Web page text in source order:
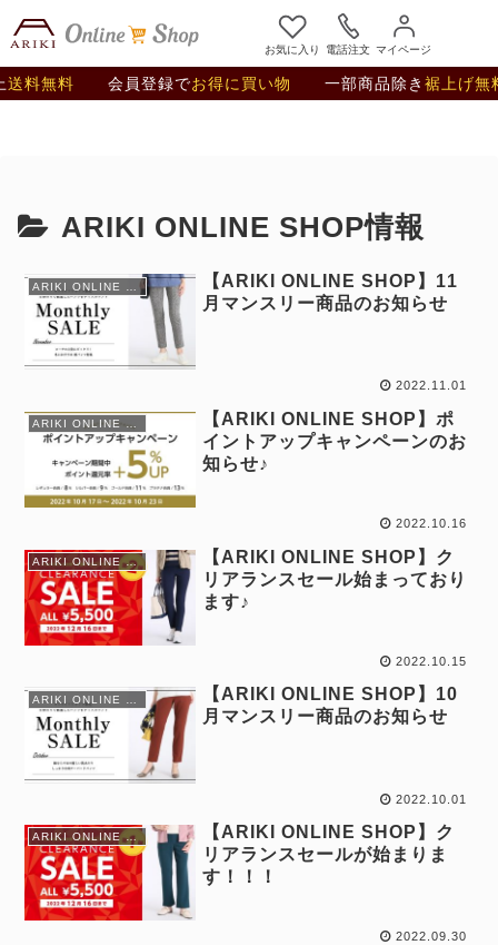
お気に入り 電話注文 マイページ
送料無料 会員登録でお得に買い物 一部商品除き裾上げ無
ARIKI ONLINE SHOP情報
【ARIKI ONLINE SHOP】11
月マンスリー商品のお知らせ
2022.11.01
ARIKI ONLINE SHOP情報
【ARIKI ONLINE SHOP】ポ
イントアップキャンペーンのお
知らせ♪
2022.10.16
ARIKI ONLINE SHOP情報
【ARIKI ONLINE SHOP】ク
リアランスセール始まっており
ます♪
2022.10.15
【ARIKI ONLINE SHOP】10
月マンスリー商品のお知らせ
2022.10.01
ARIKI ONLINE SHOP情報
【ARIKI ONLINE SHOP】ク
リアランスセールが始まりま
す！！！
2022.09.30